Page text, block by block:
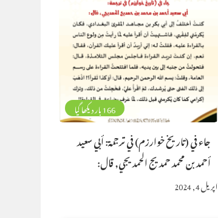
166 بار دیکھا گیا
جاء في (تاريخ خوارزم) في ترجمة: أبي سعيد
أحمد بن محمد حمديج الحمديجي, قال:
اپریل 4, 2024